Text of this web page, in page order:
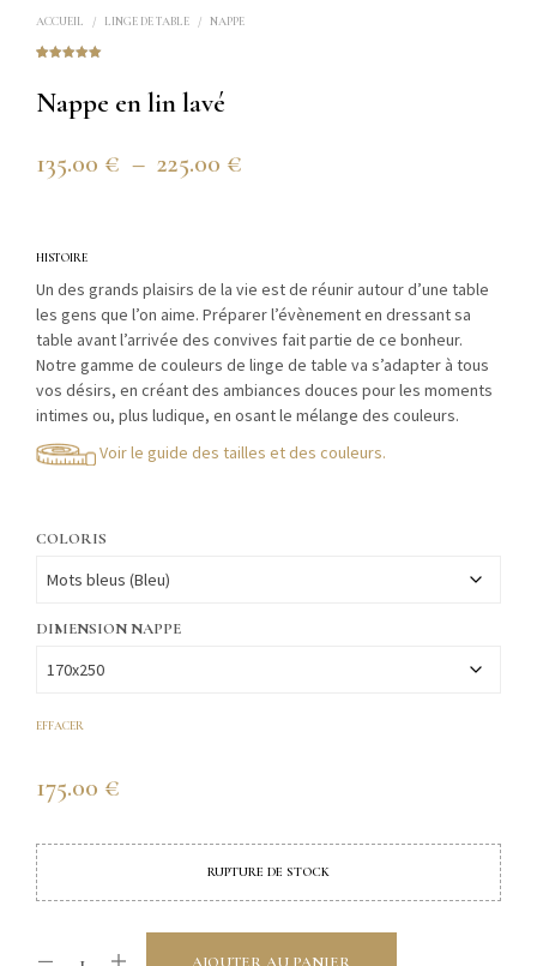
ACCUEIL / LINGE DE TABLE / NAPPE
basé sur
notations
Nappe en lin lavé
135.00 € – 225.00 €
135.00 €
à
225.00 €
HISTOIRE
Un des grands plaisirs de la vie est de réunir autour d’une table
les gens que l’on aime. Préparer l’évènement en dressant sa
table avant l’arrivée des convives fait partie de ce bonheur.
Notre gamme de couleurs de linge de table va s’adapter à tous
vos désirs, en créant des ambiances douces pour les moments
intimes ou, plus ludique, en osant le mélange des couleurs.
Voir le guide des tailles et des couleurs.
COLORIS
DIMENSION NAPPE
EFFACER
175.00 €
RUPTURE DE STOCK